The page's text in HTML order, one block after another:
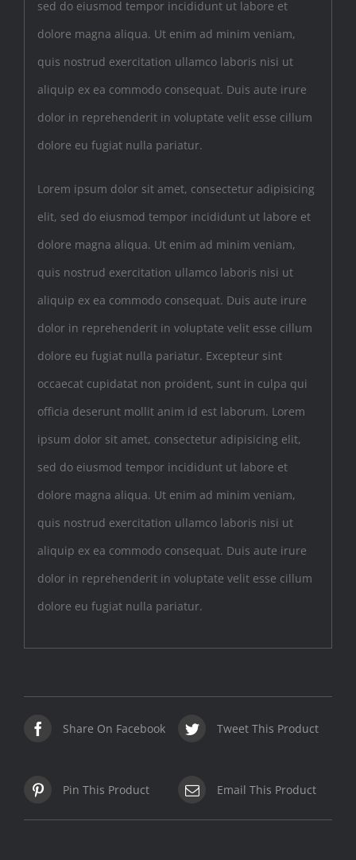
sed do eiusmod tempor incididunt ut labore et
dolore magna aliqua. Ut enim ad minim veniam,
quis nostrud exercitation ullamco laboris nisi ut
aliquip ex ea commodo consequat. Duis aute irure
dolor in reprehenderit in voluptate velit esse cillum
dolore eu fugiat nulla pariatur.
Lorem ipsum dolor sit amet, consectetur adipisicing
elit, sed do eiusmod tempor incididunt ut labore et
dolore magna aliqua. Ut enim ad minim veniam,
quis nostrud exercitation ullamco laboris nisi ut
aliquip ex ea commodo consequat. Duis aute irure
dolor in reprehenderit in voluptate velit esse cillum
dolore eu fugiat nulla pariatur. Excepteur sint
occaecat cupidatat non proident, sunt in culpa qui
officia deserunt mollit anim id est laborum. Lorem
ipsum dolor sit amet, consectetur adipisicing elit,
sed do eiusmod tempor incididunt ut labore et
dolore magna aliqua. Ut enim ad minim veniam,
quis nostrud exercitation ullamco laboris nisi ut
aliquip ex ea commodo consequat. Duis aute irure
dolor in reprehenderit in voluptate velit esse cillum
dolore eu fugiat nulla pariatur.
Share On Facebook Tweet This Product
Pin This Product Email This Product